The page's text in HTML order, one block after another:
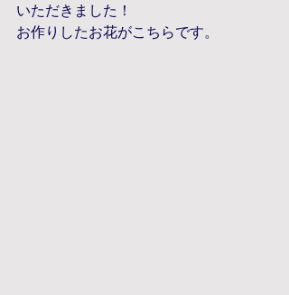
いただきました！
お作りしたお花がこちらです。